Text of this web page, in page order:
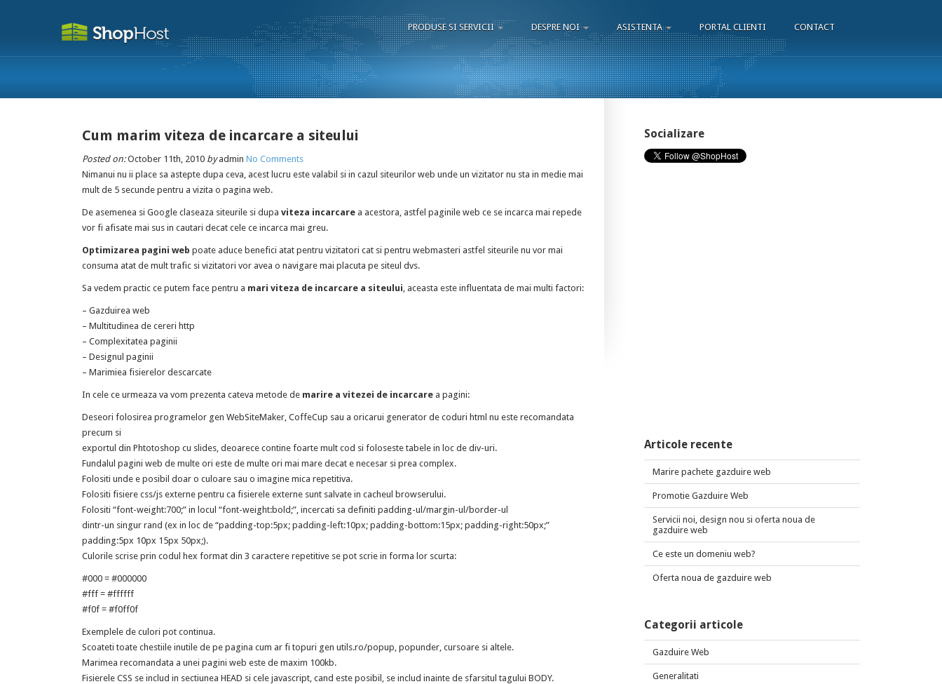
PRODUSE SI SERVICII DESPRE NOI ASISTENTA PORTAL CLIENTI CONTACT
Cum marim viteza de incarcare a siteului
Posted on:October 11th, 2010 byadmin No Comments
Nimanui nu ii place sa astepte dupa ceva, acest lucru este valabil si in cazul siteurilor web unde un vizitator nu sta in medie mai
mult de 5 secunde pentru a vizita o pagina web.
De asemenea si Google claseaza siteurile si dupa viteza incarcare a acestora, astfel paginile web ce se incarca mai repede
vor fi afisate mai sus in cautari decat cele ce incarca mai greu.
Optimizarea pagini web poate aduce benefici atat pentru vizitatori cat si pentru webmasteri astfel siteurile nu vor mai
consuma atat de mult trafic si vizitatori vor avea o navigare mai placuta pe siteul dvs.
Sa vedem practic ce putem face pentru a mari viteza de incarcare a siteului, aceasta este influentata de mai multi factori:
– Gazduirea web
– Multitudinea de cereri http
– Complexitatea paginii
– Designul paginii
– Marimiea fisierelor descarcate
In cele ce urmeaza va vom prezenta cateva metode de marire a vitezei de incarcare a pagini:
Deseori folosirea programelor gen WebSiteMaker, CoffeCup sau a oricarui generator de coduri html nu este recomandata
precum si
exportul din Phtotoshop cu slides, deoarece contine foarte mult cod si foloseste tabele in loc de div-uri.
Fundalul pagini web de multe ori este de multe ori mai mare decat e necesar si prea complex.
Folositi unde e posibil doar o culoare sau o imagine mica repetitiva.
Folositi fisiere css/js externe pentru ca fisierele externe sunt salvate in cacheul browserului.
Folositi “font-weight:700;” in locul “font-weight:bold;”, incercati sa definiti padding-ul/margin-ul/border-ul
dintr-un singur rand (ex in loc de “padding-top:5px; padding-left:10px; padding-bottom:15px; padding-right:50px;”
padding:5px 10px 15px 50px;).
Culorile scrise prin codul hex format din 3 caractere repetitive se pot scrie in forma lor scurta:
#000 = #000000
#fff = #ffffff
#f0f = #f0ff0f
Exemplele de culori pot continua.
Scoateti toate chestiile inutile de pe pagina cum ar fi topuri gen utils.ro/popup, popunder, cursoare si altele.
Marimea recomandata a unei pagini web este de maxim 100kb.
Fisierele CSS se includ in sectiunea HEAD si cele javascript, cand este posibil, se includ inainte de sfarsitul tagului BODY.
Socializare
Articole recente
Marire pachete gazduire web
Promotie Gazduire Web
Servicii noi, design nou si oferta noua de
gazduire web
Ce este un domeniu web?
Oferta noua de gazduire web
Categorii articole
Gazduire Web
Generalitati